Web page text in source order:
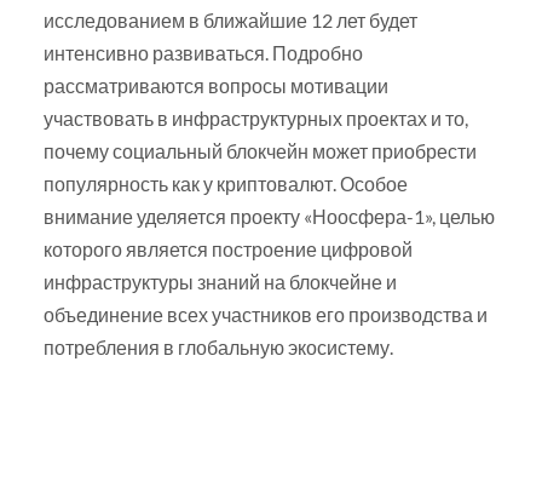
исследованием в ближайшие 12 лет будет
интенсивно развиваться. Подробно
рассматриваются вопросы мотивации
участвовать в инфраструктурных проектах и то,
почему социальный блокчейн может приобрести
популярность как у криптовалют. Особое
внимание уделяется проекту «Ноосфера-1», целью
которого является построение цифровой
инфраструктуры знаний на блокчейне и
объединение всех участников его производства и
потребления в глобальную экосистему.